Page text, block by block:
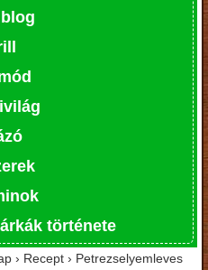
története
› Recept › Petrezselyemleves